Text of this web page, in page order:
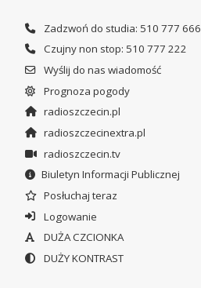
Zadzwoń do studia: 510 777 666
Czujny non stop: 510 777 222
Wyślij do nas wiadomość
Prognoza pogody
radioszczecin.pl
radioszczecinextra.pl
radioszczecin.tv
Biuletyn Informacji Publicznej
Posłuchaj teraz
Logowanie
DUŻA CZCIONKA
DUŻY KONTRAST